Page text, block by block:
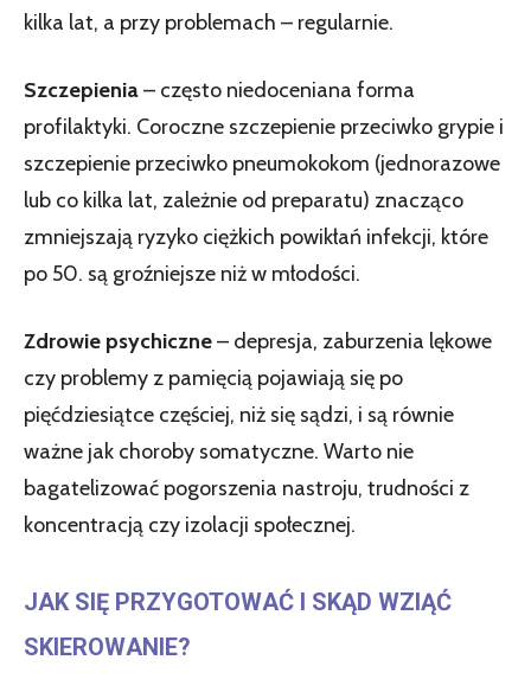
kilka lat, a przy problemach – regularnie.
Szczepienia– często niedoceniana forma
profilaktyki. Coroczne szczepienie przeciwko grypie i
szczepienie przeciwko pneumokokom (jednorazowe
lub co kilka lat, zależnie od preparatu) znacząco
zmniejszają ryzyko ciężkich powikłań infekcji, które
po 50. są groźniejsze niż w młodości.
Zdrowie psychiczne– depresja, zaburzenia lękowe
czy problemy z pamięcią pojawiają się po
pięćdziesiątce częściej, niż się sądzi, i są równie
ważne jak choroby somatyczne. Warto nie
bagatelizować pogorszenia nastroju, trudności z
koncentracją czy izolacji społecznej.
JAK SIĘ PRZYGOTOWAĆ I SKĄD WZIĄĆ
SKIEROWANIE?